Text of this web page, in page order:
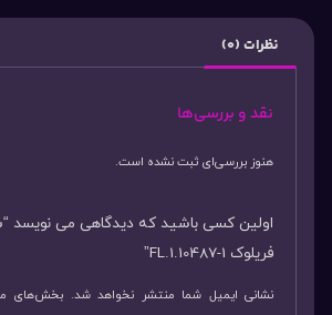
نظرات (0)
نقد و بررسی‌ها
هنوز بررسی‌ای ثبت نشده است.
اولین کسی باشید که دیدگاهی می
فریلوک FL.1.10487-1”
نشانی ایمیل شما منتشر نخواهد شد. بخش‌های